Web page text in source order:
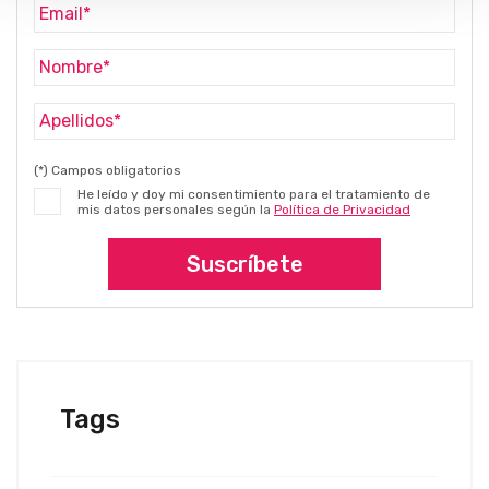
(*) Campos obligatorios
He leído y doy mi consentimiento para el tratamiento de
mis datos personales según la Política de Privacidad
Suscríbete
Tags